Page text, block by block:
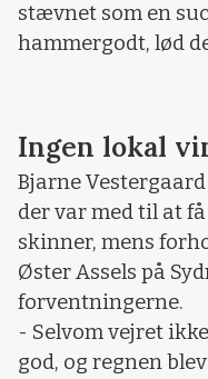
stævnet som en
hammergodt, lød
Ingen lokal
Bjarne
der var med til at
skinner, mens
Øster Assels på
forventningerne.
- Selvom vejret
god, og regnen